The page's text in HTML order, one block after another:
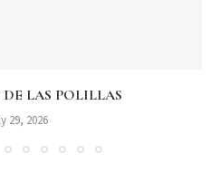
LAS POLILLAS
29, 2026